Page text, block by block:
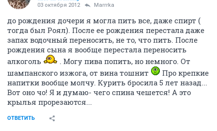
173023 998
Заброшеная ракетная база под Пашино
100537 287
Marrrka
Марина
03 октября 2012 skat08
блинский блин, скат!
пианству - бой!!!